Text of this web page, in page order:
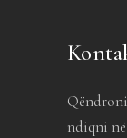
ndiqni